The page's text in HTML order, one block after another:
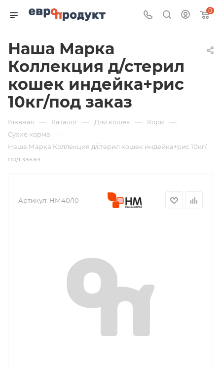
0
Наша Марка
Коллекция д/стерил
кошек индейка+рис
10кг/под заказ
Главная — Каталог — Для кошек — Корм —
Сухие корма —
Наша Марка Коллекция д/стерил кошек индейка+рис 10кг/
под заказ
Артикул: НМ40/10